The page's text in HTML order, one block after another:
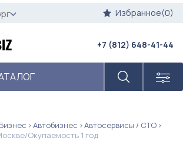
Избранное(0)
+7 (812) 648-41-44
Автобизнес
Автосервисы / СТО
Окупаемость 1 год